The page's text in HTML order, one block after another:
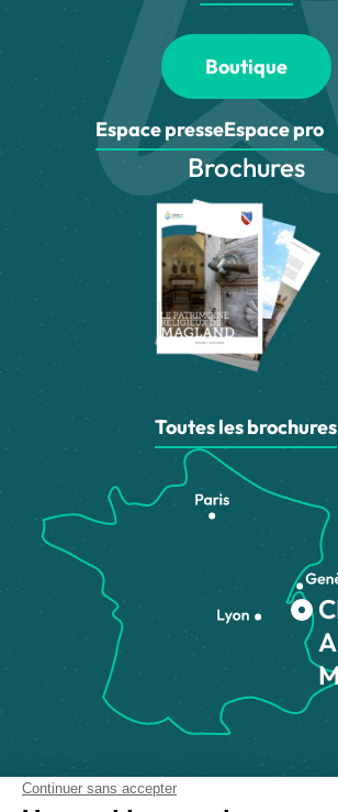
Boutique
Espace presseEspace pro
Brochures
Toutes les brochures
Comment venir ?